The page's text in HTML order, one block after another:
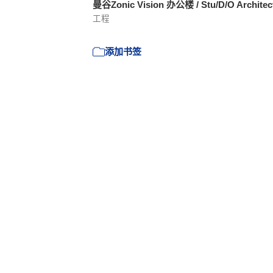
曼谷Zonic Vision 办公楼 / Stu/D/O
工程
添加书签